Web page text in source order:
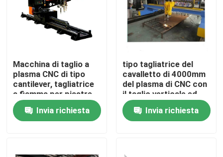
Casa.
Prodotti
Macchina di taglio a
plasma CNC di tipo
cantilever, tagliatrice
a fiamma per piastre
sottili
Invia richiesta
tipo tagliatrice del
cavalletto di 4000mm
del plasma di CNC con
il taglio verticale ed
orizzontale
Invia richiesta